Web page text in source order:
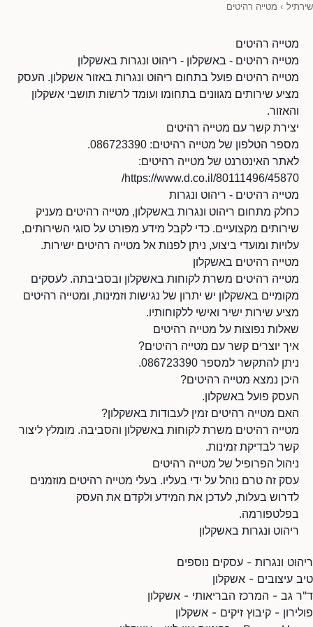
שירתיל › מטייה רהיטים
מטייה רהיטים
מטייה רהיטים - באשקלון - ריהוט ונגרות באשקלון
מטייה רהיטים פועל בתחום ריהוט ונגרות באזור אשקלון. העסק
מציע שירותים מגוונים בתחומו ועומד לרשות תושבי אשקלון
והאזור.
יצירת קשר עם מטייה רהיטים
מספר הטלפון של מטייה רהיטים: 086723390.
לאתר האינטרנט של מטייה רהיטים:
https://www.d.co.il/80111496/45870/
מטייה רהיטים - ריהוט ונגרות
כחלק מתחום ריהוט ונגרות באשקלון, מטייה רהיטים מעניק
שירותים מקצועיים. כדי לקבל מידע מפורט על סוגי השירותים,
עלויות ומועדי ביצוע, ניתן לפנות אל מטייה רהיטים ישירות.
מטייה רהיטים באשקלון
מטייה רהיטים משרת לקוחות באשקלון ובסביבתה. לעסקים
מקומיים באשקלון יש יתרון של נגישות וזמינות, ומטייה רהיטים
מציע שירות ישיר ואישי ללקוחותיו.
שאלות נפוצות על מטייה רהיטים
איך יוצרים קשר עם מטייה רהיטים?
ניתן להתקשר למספר 086723390.
היכן נמצא מטייה רהיטים?
העסק פועל באשקלון.
האם מטייה רהיטים זמין לעבודות באשקלון?
מטייה רהיטים משרת לקוחות באשקלון והסביבה. מומלץ ליצור
קשר לבדיקת זמינות.
ניהול הפרופיל של מטייה רהיטים
עסק זה טרם נוהל על ידי בעליו. בעלי מטייה רהיטים מוזמנים
לדרוש בעלות, לעדכן את המידע ולקדם את העסק
בפלטפורמה.
ריהוט ונגרות באשקלון
ריהוט ונגרות - עסקים נוספים
טיב עיצובים - אשקלון
ד"ר גב - המרכז הבריאותי - אשקלון
פולירון - קיבוץ זיקים - אשקלון